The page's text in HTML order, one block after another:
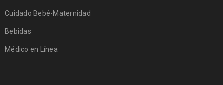
Cuidado Bebé-Maternidad
Bebidas
Médico en Línea